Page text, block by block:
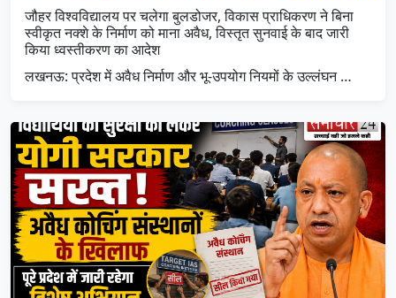
जौहर विश्वविद्यालय पर चलेगा बुलडोजर, विकास प्राधिकरण ने बिना
स्वीकृत नक्शे के निर्माण को माना अवैध, विस्तृत सुनवाई के बाद जारी
किया ध्वस्तीकरण का आदेश
लखनऊ: प्रदेश में अवैध निर्माण और भू-उपयोग नियमों के उल्लंघन …